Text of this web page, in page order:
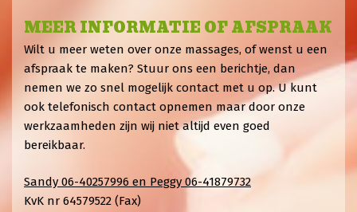
MEER INFORMATIE OF AFSPRAAK
Wilt u meer weten over onze massages, of wenst u een
afspraak te maken? Stuur ons een berichtje, dan
nemen we zo snel mogelijk contact met u op. U kunt
ook telefonisch contact opnemen maar door onze
werkzaamheden zijn wij niet altijd even goed
bereikbaar.
Sandy 06-40257996 en Peggy 06-41879732
KvK nr 64579522 (Fax)